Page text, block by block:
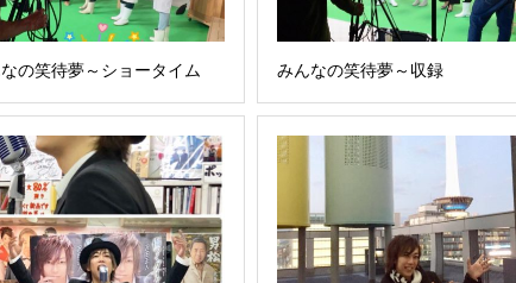
の笑待夢～ショータイム みんなの笑待夢～収録